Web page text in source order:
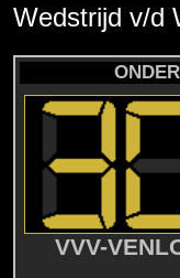
Wedstrijd v/d
VVV-